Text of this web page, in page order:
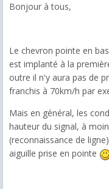
Bonjour à tous,
Le chevron pointe en
est implanté à la
outre il n'y aura pas de
franchis à 70km/h par
Mais en général, les
hauteur du signal, à
(reconnaissance de
aiguille prise en pointe